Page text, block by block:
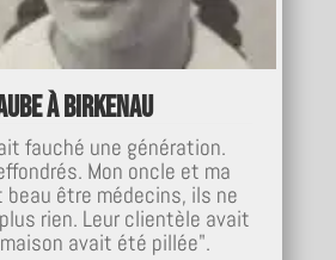
à Birkenau
fauché une génération.
Mon oncle et ma
être médecins, ils ne
rien. Leur clientèle avait
avait été pillée".